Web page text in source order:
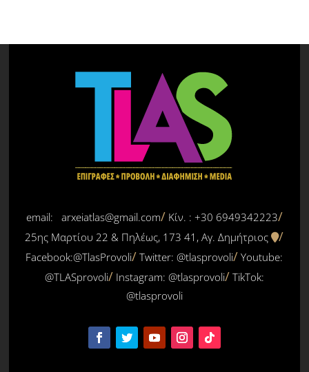
email: arxeiatlas@gmail.com
Κίν. : +30 6949342223
25ης Μαρτίου 22 & Πηλέως, 173 41, Αγ. Δημήτριος
Facebook:@TlasProvoli Twitter:@tlasprovoli Youtube:
@TLASprovoli
Instagram: @tlasprovoli TikTok:
@tlasprovoli